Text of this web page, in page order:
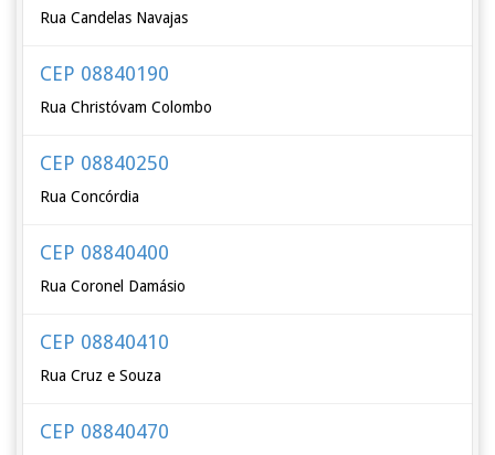
Rua Candelas Navajas
CEP 08840190
Rua Christóvam Colombo
CEP 08840250
Rua Concórdia
CEP 08840400
Rua Coronel Damásio
CEP 08840410
Rua Cruz e Souza
CEP 08840470